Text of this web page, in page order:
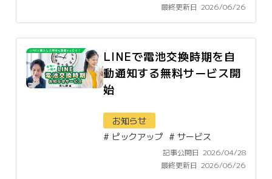
最終更新日 2026/06/26
LINEで電池交換時期を自
動通知する無料サービス開
始
お知らせ
# ピックアップ # サービス
記事公開日 2026/04/28
最終更新日 2026/06/26